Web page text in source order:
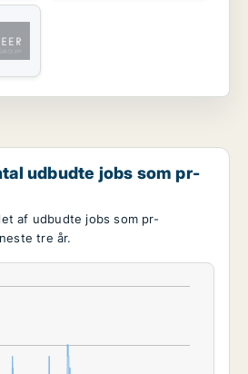
udbudte jobs som pr-
af udbudte jobs som pr-
tre år.